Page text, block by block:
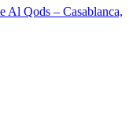
Al Qods – Casablanca,